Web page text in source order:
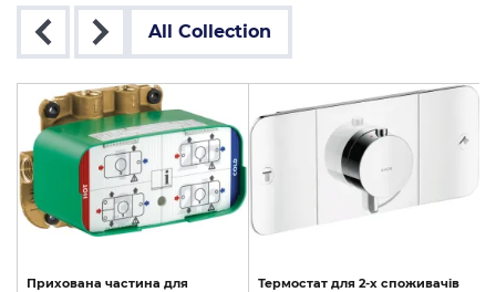
All Collection
Прихована частина для
Термостат для 2-х споживачів